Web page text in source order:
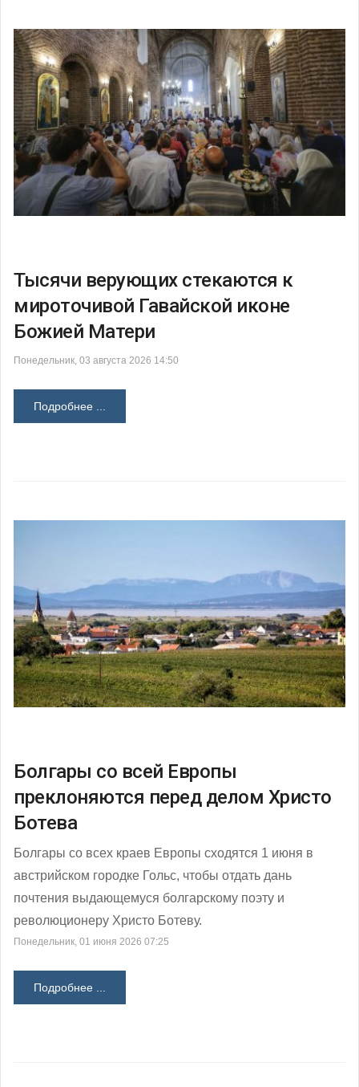
Тысячи верующих стекаются к
мироточивой Гавайской иконе
Божией Матери
Понедельник, 03 августа 2026 14:50
Подробнее ...
Болгары со всей Европы
преклоняются перед делом Христо
Ботева
Болгары со всех краев Европы сходятся 1 июня в
австрийском городке Гольс, чтобы отдать дань
почтения выдающемуся болгарскому поэту и
революционеру Христо Ботеву.
Понедельник, 01 июня 2026 07:25
Подробнее ...